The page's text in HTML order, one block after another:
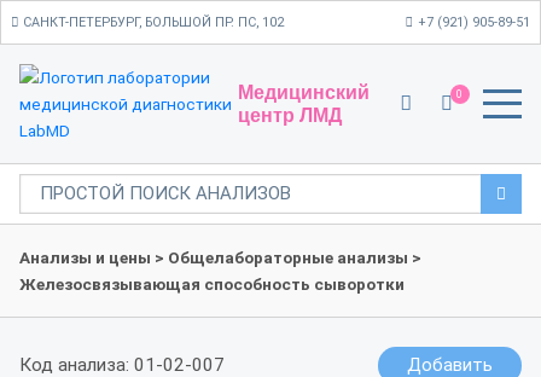
САНКТ-ПЕТЕРБУРГ, БОЛЬШОЙ ПР. ПС, 102 +7 (921) 905-89-51
Медицинский
центр ЛМД
0
Анализы и цены > Общелабораторные анализы >
Железосвязывающая способность сыворотки
Код анализа: 01-02-007 Добавить